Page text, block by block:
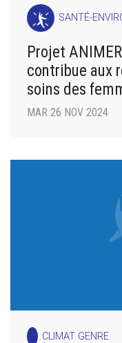
SANTÉ-
Projet
contribue aux
soins des
MAR 26 NOV 2024
CLIMAT GENRE